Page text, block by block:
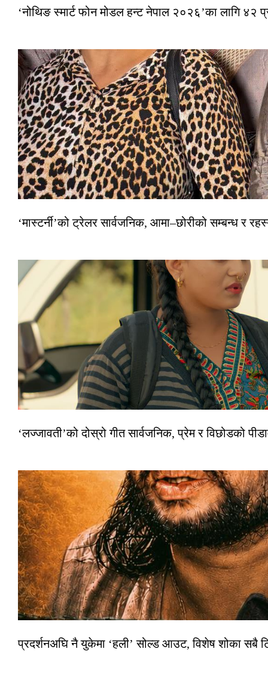
‘नोथिङ स्मार्ट फोन मोडल हन्ट नेपाल २०२६’का लागि ४२
‘मास्टर्नी’को ट्रेलर सार्वजनिक, आमा–छोरीको सम्बन्ध र
‘लज्जावती’को दोस्रो गीत सार्वजनिक, प्रेम र विछोडको
प्रदर्शनअघि नै युकेमा ‘हली’ सोल्ड आउट, विशेष शोका सबै